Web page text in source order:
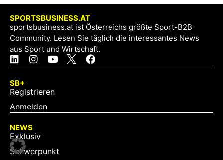
SPORTSBUSINESS.AT
sportsbusiness.at ist Österreichs größte Sport-B2B-
Community. Lesen Sie täglich die interessantes News
aus Sport und Wirtschaft.
SB+
Registrieren
Anmelden
NEWS
Exklusiv
Schwerpunkt